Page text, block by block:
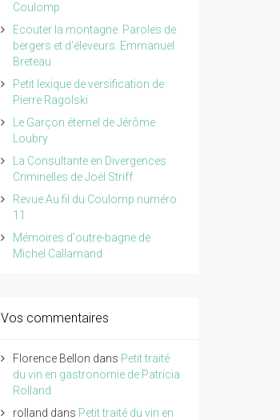
Coulomp
Ecouter la montagne. Paroles de
bergers et d'éleveurs. Emmanuel
Breteau
Petit lexique de versification de
Pierre Ragolski
Le Garçon éternel de Jérôme
Loubry
La Consultante en Divergences
Criminelles de Joël Striff
Revue Au fil du Coulomp numéro
11
Mémoires d'outre-bagne de
Michel Callamand
Vos commentaires
Florence Bellon dans Petit traité
du vin en gastronomie de Patricia
Rolland
rolland dans Petit traité du vin en